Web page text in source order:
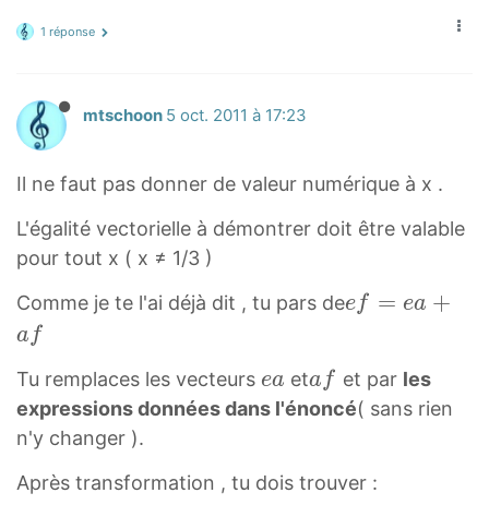
=
b
\
v
c
{
e
f
}
=
v
e
c
{
b
v
{
f
f⃗
=
−
a
e⃗
a
f⃗
=
−
1
/
3
b⃗
1 réponse
mtschoon 5 oct. 2011 à 17:23
Il ne faut pas donner de valeur numérique à x .
L'égalité vectorielle à démontrer doit être valable
pour tout x ( x ≠ 1/3 )
Comme je te l'ai déjà dit , tu pars dee
e
a⃗
ef = ea +
a f
Tu remplaces les vecteurs e
a⃗
e
ea eta
f⃗
e
af et par les
expressions données dans l'énoncé( sans rien
n'y changer ).
Après transformation , tu dois trouver :